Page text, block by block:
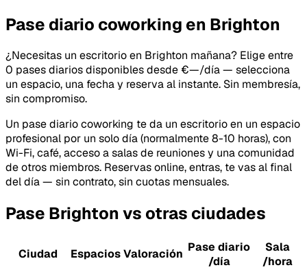
Pase diario coworking en Brighton
¿Necesitas un escritorio en Brighton mañana? Elige entre
0 pases diarios disponibles desde €—/día — selecciona
un espacio, una fecha y reserva al instante. Sin membresía,
sin compromiso.
Un pase diario coworking te da un escritorio en un espacio
profesional por un solo día (normalmente 8-10 horas), con
Wi-Fi, café, acceso a salas de reuniones y una comunidad
de otros miembros. Reservas online, entras, te vas al final
del día — sin contrato, sin cuotas mensuales.
Pase Brighton vs otras ciudades
Ciudad EspaciosValoración Pase diario
/día
Sala
/hora